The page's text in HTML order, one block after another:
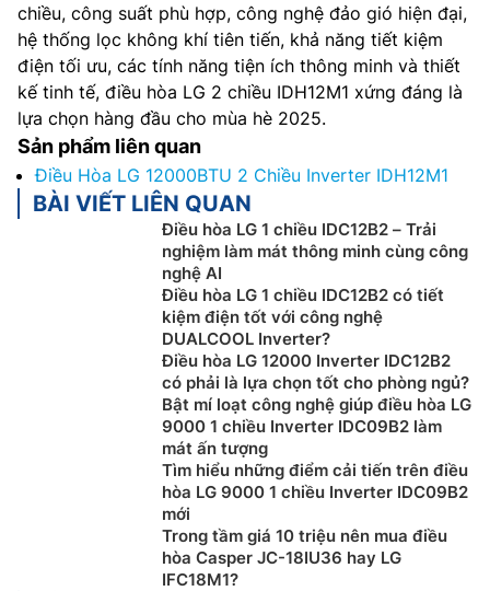
chiều, công suất phù hợp, công nghệ đảo gió hiện đại,
hệ thống lọc không khí tiên tiến, khả năng tiết kiệm
điện tối ưu, các tính năng tiện ích thông minh và thiết
kế tinh tế, điều hòa LG 2 chiều IDH12M1 xứng đáng là
lựa chọn hàng đầu cho mùa hè 2025.
Sản phẩm liên quan
Điều Hòa LG 12000BTU 2 Chiều Inverter IDH12M1
BÀI VIẾT LIÊN QUAN
Điều hòa LG 1 chiều IDC12B2 – Trải
nghiệm làm mát thông minh cùng công
nghệ AI
Điều hòa LG 1 chiều IDC12B2 có tiết
kiệm điện tốt với công nghệ
DUALCOOL Inverter?
Điều hòa LG 12000 Inverter IDC12B2
có phải là lựa chọn tốt cho phòng ngủ?
Bật mí loạt công nghệ giúp điều hòa LG
9000 1 chiều Inverter IDC09B2 làm
mát ấn tượng
Tìm hiểu những điểm cải tiến trên điều
hòa LG 9000 1 chiều Inverter IDC09B2
mới
Trong tầm giá 10 triệu nên mua điều
hòa Casper JC-18IU36 hay LG
IFC18M1?